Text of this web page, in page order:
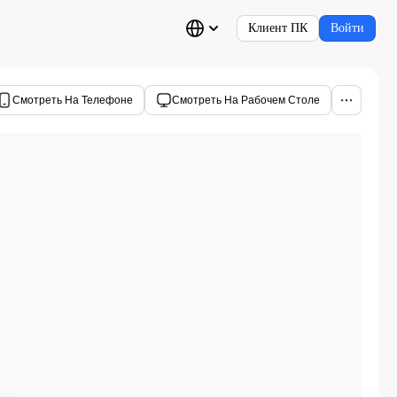
Клиент ПК Войти
Смотреть На Телефоне Смотреть На Рабочем Столе